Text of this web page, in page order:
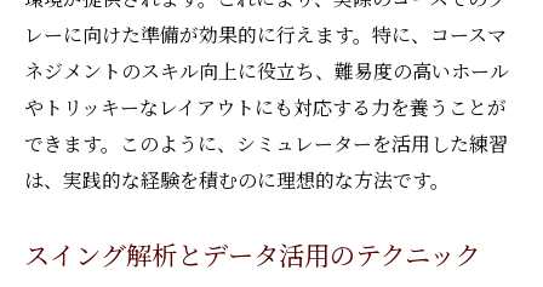
レーに向けた準備が効果的に行えます。特に、コースマ
ネジメントのスキル向上に役立ち、難易度の高いホール
やトリッキーなレイアウトにも対応する力を養うことが
できます。このように、シミュレーターを活用した練習
は、実践的な経験を積むのに理想的な方法です。
スイング解析とデータ活用のテクニック